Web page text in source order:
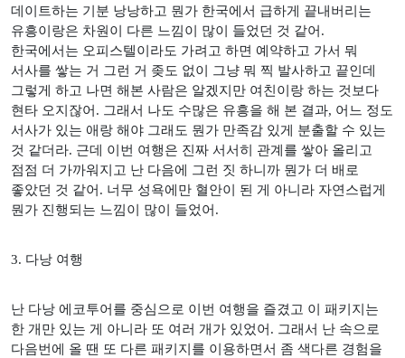
데이트하는 기분 낭낭하고 뭔가 한국에서 급하게 끝내버리는
유흥이랑은 차원이 다른 느낌이 많이 들었던 것 같어 .
한국에서는 오피스텔이라도 가려고 하면 예약하고 가서 뭐
서사를 쌓는 거 그런 거 좆도 없이 그냥 뭐 찍 발사하고 끝인데
그렇게 하고 나면 해본 사람은 알겠지만 여친이랑 하는 것보다
현타 오지잖어 . 그래서 나도 수많은 유흥을 해 본 결과, 어느 정도
서사가 있는 애랑 해야 그래도 뭔가 만족감 있게 분출할 수 있는
것 같더라. 근데 이번 여행은 진짜 서서히 관계를 쌓아 올리고
점점 더 가까워지고 난 다음에 그런 짓 하니까 뭔가 더 배로
좋았던 것 같어 . 너무 성욕에만 혈안이 된 게 아니라 자연스럽게
뭔가 진행되는 느낌이 많이 들었어 .
3. 다낭 여행
난 다낭 에코투어를 중심으로 이번 여행을 즐겼고 이 패키지는
한 개만 있는 게 아니라 또 여러 개가 있었어 . 그래서 난 속으로
다음번에 올 땐 또 다른 패키지를 이용하면서 좀 색다른 경험을